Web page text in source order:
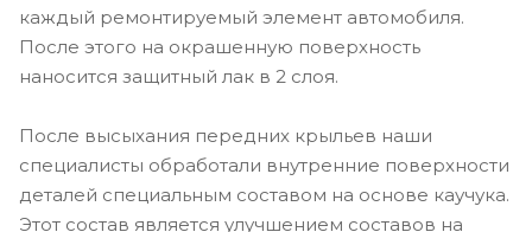
каждый ремонтируемый элемент автомобиля.
После этого на окрашенную поверхность
наносится защитный лак в 2 слоя.
После высыхания передних крыльев наши
специалисты обработали внутренние поверхности
деталей специальным составом на основе каучука.
Этот состав является улучшением составов на